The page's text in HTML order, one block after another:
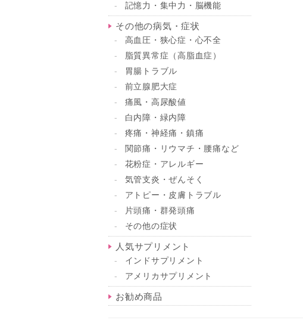
記憶力・集中力・脳機能
その他の病気・症状
高血圧・狭心症・心不全
脂質異常症（高脂血症）
胃腸トラブル
前立腺肥大症
痛風・高尿酸値
白内障・緑内障
疼痛・神経痛・鎮痛
関節痛・リウマチ・腰痛など
花粉症・アレルギー
気管支炎・ぜんそく
アトピー・皮膚トラブル
片頭痛・群発頭痛
その他の症状
人気サプリメント
インドサプリメント
アメリカサプリメント
お勧め商品